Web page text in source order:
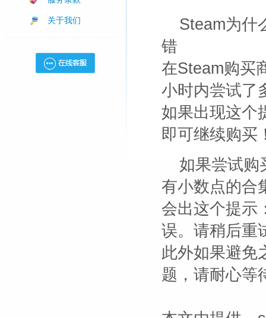
关于我们
Steam为什
错
在Steam购买
小时内尝试了
如果出现这个
即可继续购买
如果尝试购
有小数点的合
会出这个提示
误。请稍后重
此外如果避免
题，请耐心等